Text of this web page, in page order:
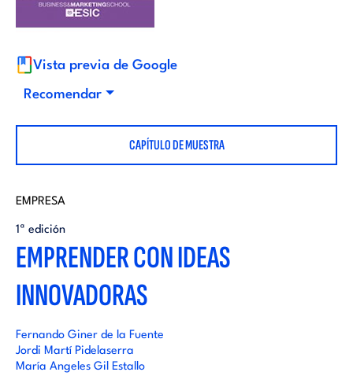
d
t
o
r
i
a
l
a
Vista previa de Google
Recomendar
CAPÍTULO DE MUESTRA
EMPRESA
1ª edición
EMPRENDER CON IDEAS
INNOVADORAS
Fernando Giner de la Fuente
Jordi Martí Pidelaserra
María Angeles Gil Estallo